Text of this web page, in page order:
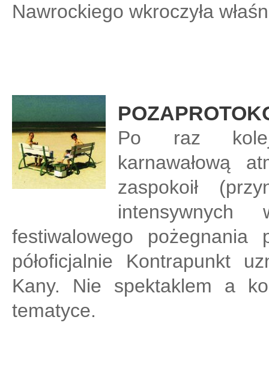
Nawrockiego wkroczyła
Po raz
karnawałową
zaspokoił
intensywnych
festiwalowego pożegnania
półoficjalnie Kontrapunkt
Kany. Nie spektaklem a
tematyce.